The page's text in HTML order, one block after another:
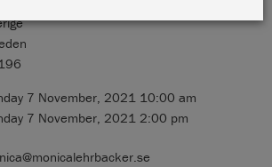
7 November, 2021 10:00 am
7 November, 2021 2:00 pm